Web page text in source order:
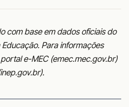
com base em dados oficiais do
Para informações
e-MEC (emec.mec.gov.br)